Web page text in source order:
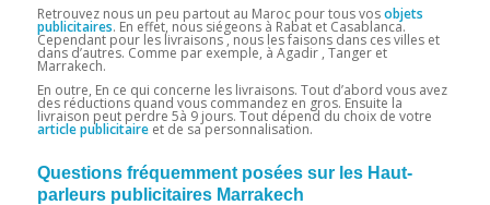
Retrouvez nous un peu partout au Maroc pour tous vosobjets
publicitaires. En effet, nous siégeons à Rabat et Casablanca.
Cependant pour les livraisons , nous les faisons dans ces villes et
dans d’autres. Comme par exemple, à Agadir , Tanger et
Marrakech.
En outre, En ce qui concerne les livraisons. Tout d’abord vous avez
des réductions quand vous commandez en gros. Ensuite la
livraison peut perdre 5à 9 jours. Tout dépend du choix de votre
article publicitaireet de sa personnalisation.
Questions fréquemment posées sur les Haut-
parleurs publicitaires Marrakech